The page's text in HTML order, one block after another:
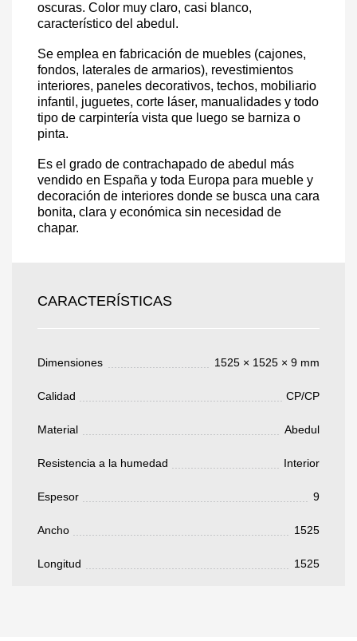
oscuras. Color muy claro, casi blanco,
característico del abedul.
Se emplea en fabricación de muebles (cajones,
fondos, laterales de armarios), revestimientos
interiores, paneles decorativos, techos, mobiliario
infantil, juguetes, corte láser, manualidades y todo
tipo de carpintería vista que luego se barniza o
pinta.
Es el grado de contrachapado de abedul más
vendido en España y toda Europa para mueble y
decoración de interiores donde se busca una cara
bonita, clara y económica sin necesidad de
chapar.
CARACTERÍSTICAS
Dimensiones 1525 × 1525 × 9 mm
Calidad CP/CP
Material Abedul
Resistencia a la humedad Interior
Espesor 9
Ancho 1525
Longitud 1525
Cantidad:350ud
Acepto el procesamientodatos personales.
Todos los campos son obligatorios.
Después de enviar su solicitud, nos
y discutiremos los métodos de pago y entrega.